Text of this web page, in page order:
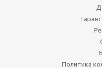
Политика